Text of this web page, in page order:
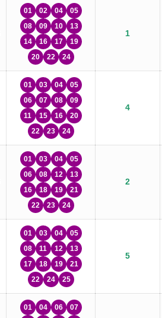
01 02 04
05
08
09 10
13
14
16 17
19
20
22 24
1
01 03 04
05
06
07 08
09
11
15 16
20
22
23 24
4
01 03 04
05
06
08 12
13
16
18 19
21
22
23 24
2
01 03 04
05
08
11 12
13
17
18 19
21
22
24 25
5
01 04 06
07